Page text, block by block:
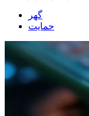
گهر
حمايت